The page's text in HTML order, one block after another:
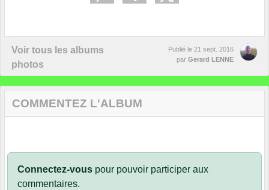
Voir tous les albums
photos
Publié le 21 sept. 2016
par Gerard LENNE
COMMENTEZ L'ALBUM
Connectez-vous pour pouvoir participer aux
commentaires.